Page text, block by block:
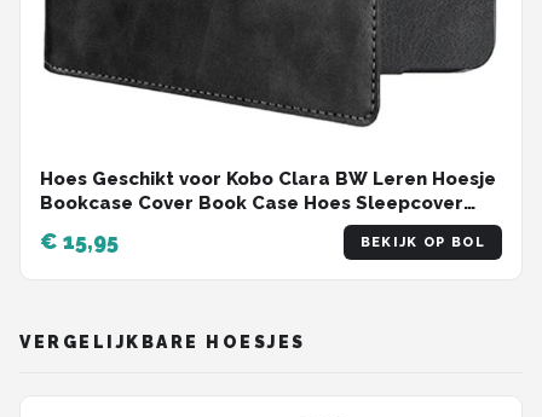
Hoes Geschikt voor Kobo Clara BW Leren Hoesje
Bookcase Cover Book Case Hoes Sleepcover
€ 15,95 BEKIJK OP BOL
VERGELIJKBARE HOESJES